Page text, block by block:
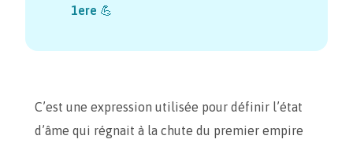
1ere 💪
C’est une expression utilisée pour définir l’état
d’âme qui régnait à la chute du premier empire